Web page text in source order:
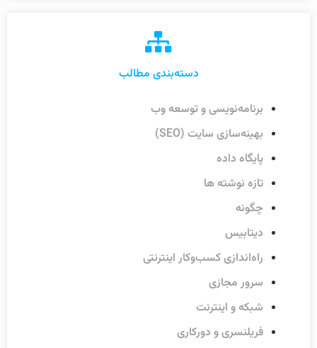
دسته‌بندی مطالب
برنامه‌نویسی و توسعه وب
بهینه‌سازی سایت (SEO)
پایگاه داده
تازه نوشته ها
چگونه
دیتابیس
راه‌اندازی کسب‌وکار اینترنتی
سرور مجازی
شبکه و اینترنت
فریلنسری و دورکاری